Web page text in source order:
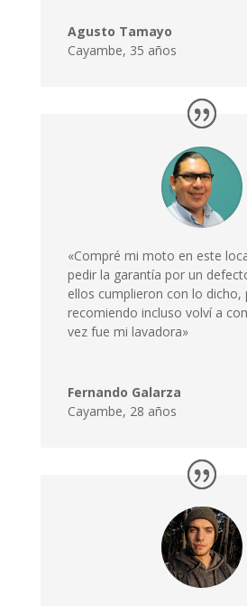
Agusto Tamayo
Cayambe, 35 años
«Compré mi moto en este
pedir la garantía por un
ellos cumplieron con lo dicho,
recomiendo incluso volví a
vez fue mi lavadora»
Fernando Galarza
Cayambe, 28 años